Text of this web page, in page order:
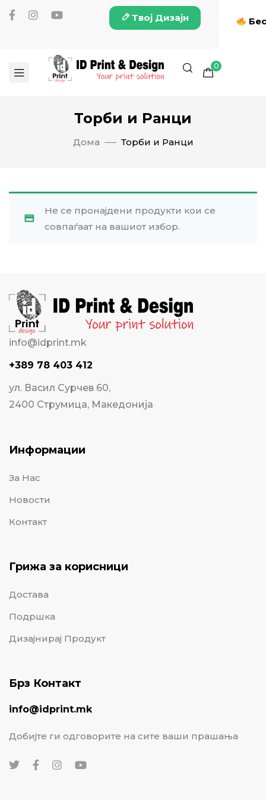
Твој Дизајн
0
Торби и Ранци
Дома Торби и Ранци
Не се пронајдени продукти кои се
совпаѓаат на вашиот избор.
info@idprint.mk
+389 78 403 412
ул. Васил Сурчев 60,
2400 Струмица, Македонија
Информации
За Нас
Новости
Контакт
Грижа за корисници
Достава
Подршка
Дизајнирај Продукт
Брз Контакт
info@idprint.mk
Добијте ги одговорите на сите ваши прашања